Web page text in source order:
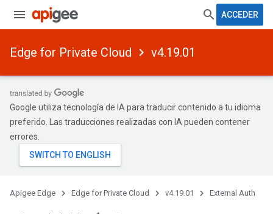
ACCEDER
Edge for Private Cloud v4.19.01
Google utiliza tecnología de IA para traducir contenido a tu idioma
preferido. Las traducciones realizadas con IA pueden contener
errores.
Apigee Edge Edge for Private Cloud v4.19.01 External Auth